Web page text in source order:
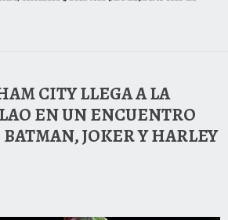
CITY LLEGA A LA
EN UN ENCUENTRO
JOKER Y HARLEY